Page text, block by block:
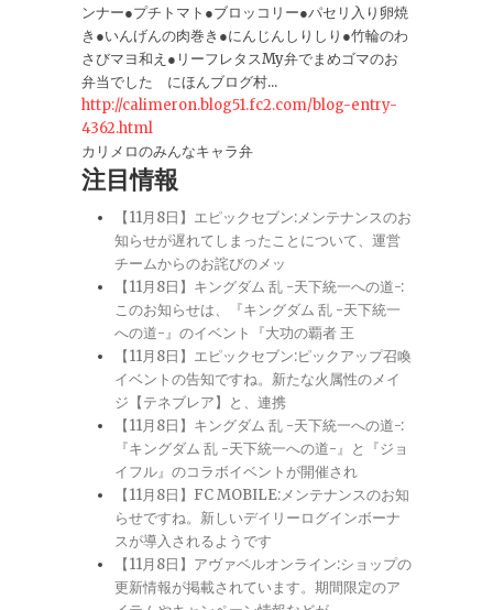
ンナー●プチトマト●ブロッコリー●パセリ入り卵焼
き●いんげんの肉巻き●にんじんしりしり●竹輪のわ
さびマヨ和え●リーフレタスMy弁でまめゴマのお
弁当でした にほんブログ村...
http://calimeron.blog51.fc2.com/blog-entry-
4362.html
カリメロのみんなキャラ弁
注目情報
【11月8日】エピックセブン:メンテナンスのお
知らせが遅れてしまったことについて、運営
チームからのお詫びのメッ
【11月8日】キングダム 乱 -天下統一への道-:
このお知らせは、『キングダム 乱 -天下統一
への道-』のイベント『大功の覇者 王
【11月8日】エピックセブン:ピックアップ召喚
イベントの告知ですね。新たな火属性のメイ
ジ【テネブレア】と、連携
【11月8日】キングダム 乱 -天下統一への道-:
『キングダム 乱 -天下統一への道-』と『ジョ
イフル』のコラボイベントが開催され
【11月8日】FC MOBILE:メンテナンスのお知
らせですね。新しいデイリーログインボーナ
スが導入されるようです
【11月8日】アヴァベルオンライン:ショップの
更新情報が掲載されています。期間限定のア